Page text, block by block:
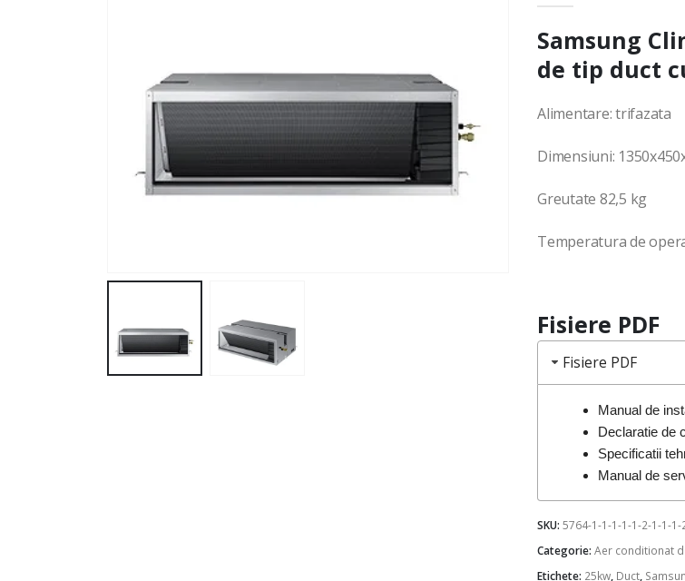
Samsung
de tip duct
Alimentare: trifazata
Dimensiuni:
Greutate 82,5 kg
Temperatura de
Fisiere PDF
Fisiere PDF
Manual de
Declaratie de
Specificatii
Manual de
SKU: 5764-1-1-1-1-1-2-1-1-1-
Categorie: Aer conditionat
Etichete: 25kw, Duct,